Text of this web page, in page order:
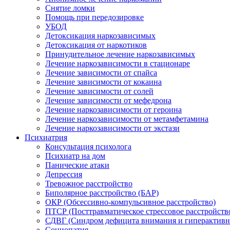
Снятие ломки
Помощь при передозировке
УБОД
Детоксикация наркозависимых
Детоксикация от наркотиков
Принудительное лечение наркозависимых
Лечение наркозависимости в стационаре
Лечение зависимости от спайса
Лечение зависимости от кокаина
Лечение зависимости от солей
Лечение зависимости от мефедрона
Лечение наркозависимости от героина
Лечение наркозависимости от метамфетамина
Лечение наркозависимости от экстази
Психиатрия
Консультация психолога
Психиатр на дом
Панические атаки
Депрессия
Тревожное расстройство
Биполярное расстройство (БАР)
ОКР (Обсессивно-компульсивное расстройство)
ПТСР (Посттравматическое стрессовое
СДВГ (Синдром дефицита внимания и